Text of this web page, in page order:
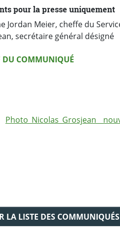
pour la presse uniquement
Jordan Meier, cheffe du
secrétaire général désigné
DU COMMUNIQUÉ
LA LISTE DES COMMUNIQUÉS